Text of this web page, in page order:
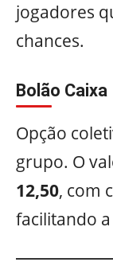
jogadores
chances.
Bolão Caixa
Opção
grupo. O
12,50, com
facilitando